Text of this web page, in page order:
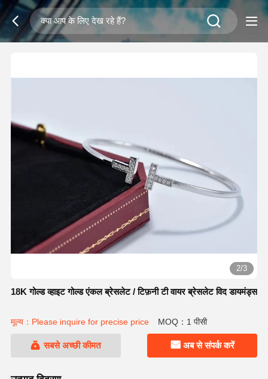
2/3
18K गोल्ड व्हाइट गोल्ड एंकल ब्रेसलेट / टिफ़नी टी वायर ब्रेसलेट विद डायमंड्स
मूल्य：Please inquire for precise price MOQ：1 पीसी
सबसे अच्छी कीमत अब से संपर्क करें